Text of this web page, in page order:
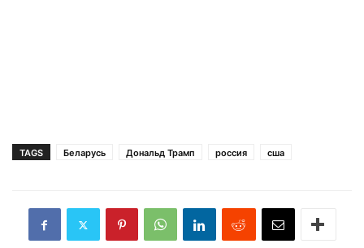
TAGS Беларусь Дональд Трамп россия сша